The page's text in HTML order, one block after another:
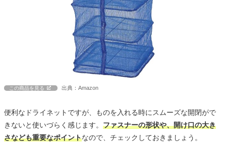
この商品を見る 出典：Amazon
便利なドライネットですが、ものを入れる時にスムーズな開閉がで
きないと使いづらく感じます。 ファスナーの形状や、開け口の大き
さなども重要なポイントなので、チェックしておきましょう。